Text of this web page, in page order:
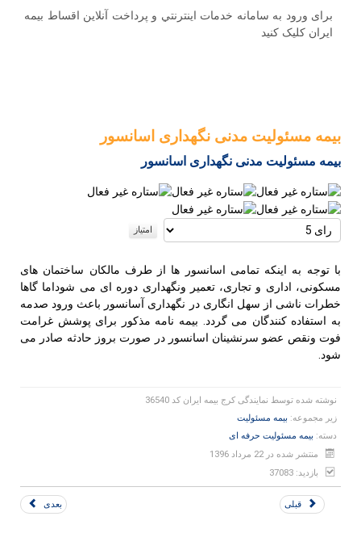
برای ورود به سامانه خدمات اينترنتي و پرداخت آنلاین اقساط بيمه
ايران کلیک کنید
بیمه مسئولیت مدنی نگهداری اسانسور
بیمه مسئولیت مدنی نگهداری اسانسور
لطفا
رای
با توجه به اینکه تمامی اسانسور ها از طرف مالکان ساختمان های
مسکونی، اداری و تجاری، تعمیر ونگهداری دوره ای می شوداما گاها
خطرات ناشی از سهل انگاری در نگهداری آسانسور باعث ورود صدمه
به استفاده کنندگان می گردد. بیمه نامه مذکور برای پوشش غرامت
فوت ونقص عضو سرنشینان اسانسور در صورت بروز حادثه صادر می
شود.
نوشته شده توسط نمایندگی کرج بیمه ایران کد 36540
زیر مجموعه: بیمه مسئولیت
دسته: بیمه مسئولیت حرفه ای
منتشر شده در 22 مرداد 1396
بازدید: 37083
قبلی بعدی